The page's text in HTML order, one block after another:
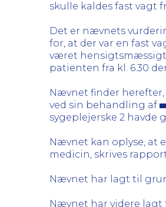
skulle kaldes fast vagt
Det er nævnets
for, at der var en fast
været
patienten fra kl. 6.30
Nævnet finder
ved sin behandling af
sygeplejerske 2 havde
Nævnet kan oplyse, at
medicin, skrives
Nævnet har lagt til
Nævnet har videre lagt